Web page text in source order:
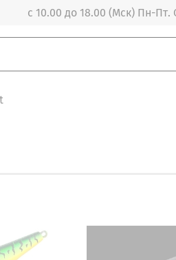
с 10.00 до 18.00 (Мск) Пн-